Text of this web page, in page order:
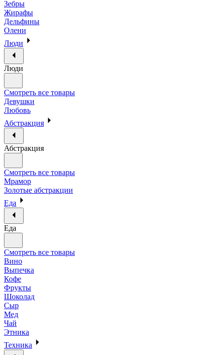
Зебры
Жирафы
Дельфины
Олени
Люди
Люди
Смотреть все товары
Девушки
Любовь
Абстракция
Абстракция
Смотреть все товары
Мрамор
Золотые абстракции
Еда
Еда
Смотреть все товары
Вино
Выпечка
Кофе
Фрукты
Шоколад
Сыр
Мед
Чай
Этника
Техника